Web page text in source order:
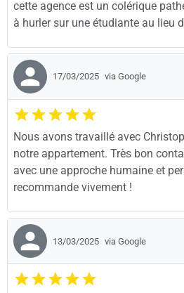
cette agence est un colérique
à hurler sur une étudiante au lieu
17/03/2025 via Google
Nous avons travaillé avec
notre appartement. Très bon
avec une approche humaine et
recommande vivement !
13/03/2025 via Google